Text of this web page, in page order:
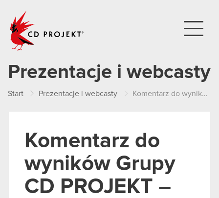
Prezentacje i webcasty
Start Prezentacje i webcasty Komentarz do wyników Grupy CD PROJEKT – Q3 2017
Komentarz do
wyników Grupy
CD PROJEKT –